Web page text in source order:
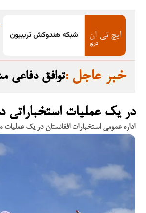
توافق دفاعی : خبر عاجل
در یک عملیات استخباراتی
اداره عمومی استخبارات افغانستان در یک عملیات